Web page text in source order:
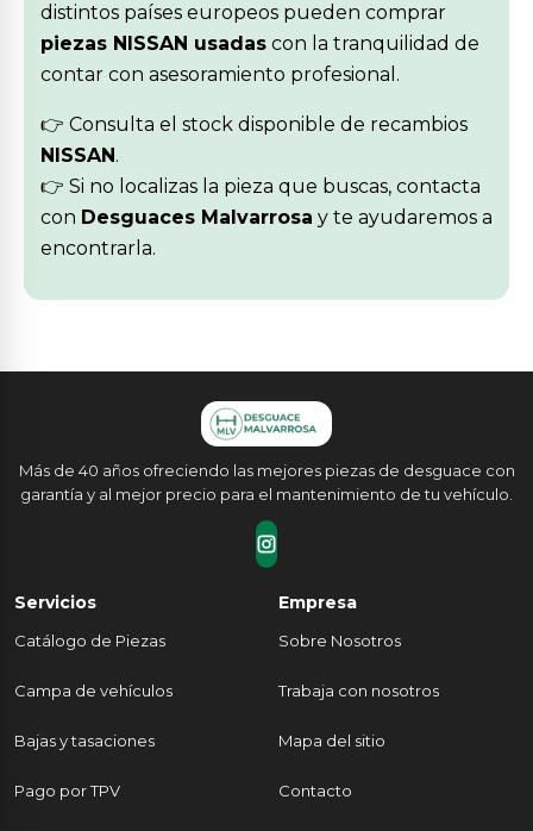
distintos países europeos pueden comprar
piezas NISSAN usadas con la tranquilidad de
contar con asesoramiento profesional.
👉 Consulta el stock disponible de recambios
NISSAN.
👉 Si no localizas la pieza que buscas, contacta
con Desguaces Malvarrosa y te ayudaremos a
encontrarla.
Más de 40 años ofreciendo las mejores piezas de desguace con
garantía y al mejor precio para el mantenimiento de tu vehículo.
Servicios
Catálogo de Piezas
Campa de vehículos
Bajas y tasaciones
Pago por TPV
Empresa
Sobre Nosotros
Trabaja con nosotros
Mapa del sitio
Contacto